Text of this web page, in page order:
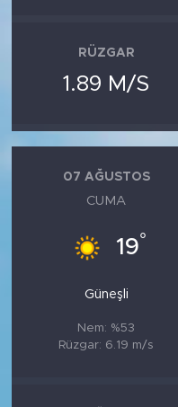
RÜZGAR
1.89 M/S
07 AĞUSTOS
CUMA
19°
Güneşli
Nem: %53
Rüzgar: 6.19 m/s